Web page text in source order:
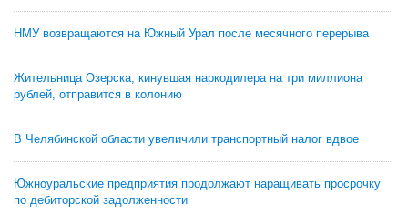
НМУ возвращаются на Южный Урал после месячного перерыва
Жительница Озерска, кинувшая наркодилера на три миллиона
рублей, отправится в колонию
В Челябинской области увеличили транспортный налог вдвое
Южноуральские предприятия продолжают наращивать просрочку
по дебиторской задолженности